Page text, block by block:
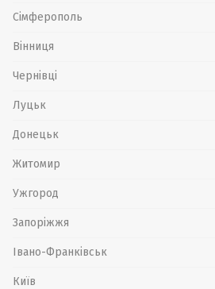
Сімферополь
Вінниця
Чернівці
Луцьк
Донецьк
Житомир
Ужгород
Запоріжжя
Івано-Франківськ
Київ